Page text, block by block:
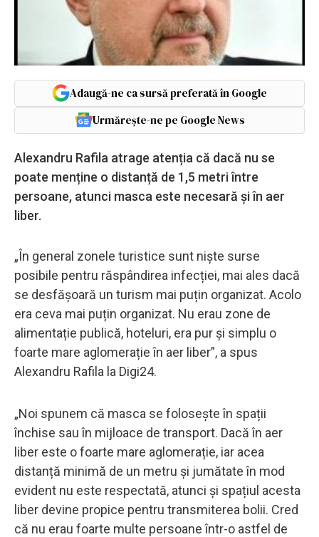
Adaugă-ne ca sursă preferată în Google
Urmărește-ne pe Google News
Alexandru Rafila atrage atenția că dacă nu se
poate menține o distanță de 1,5 metri între
persoane, atunci masca este necesară și în aer
liber.
„În general zonele turistice sunt niște surse
posibile pentru răspândirea infecției, mai ales dacă
se desfășoară un turism mai puțin organizat. Acolo
era ceva mai puțin organizat. Nu erau zone de
alimentație publică, hoteluri, era pur și simplu o
foarte mare aglomerație în aer liber”, a spus
Alexandru Rafila la Digi24.
„Noi spunem că masca se folosește în spații
închise sau în mijloace de transport. Dacă în aer
liber este o foarte mare aglomerație, iar acea
distanță minimă de un metru și jumătate în mod
evident nu este respectată, atunci și spațiul acesta
liber devine propice pentru transmiterea bolii. Cred
că nu erau foarte multe persoane într-o astfel de